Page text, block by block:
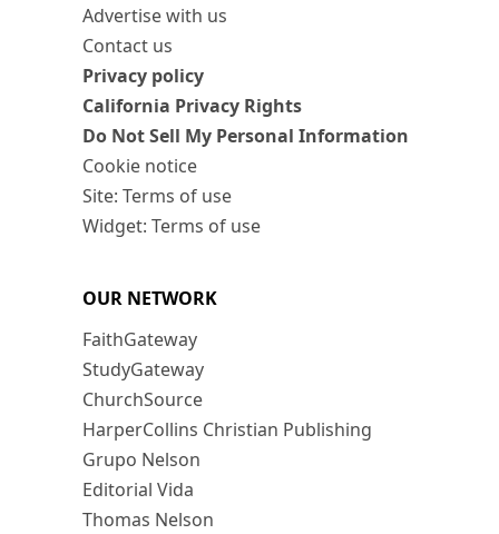
Advertise with us
Contact us
Privacy policy
California Privacy Rights
Do Not Sell My Personal Information
Cookie notice
Site: Terms of use
Widget: Terms of use
OUR NETWORK
FaithGateway
StudyGateway
ChurchSource
HarperCollins Christian Publishing
Grupo Nelson
Editorial Vida
Thomas Nelson